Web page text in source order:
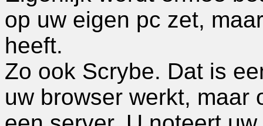
op uw eigen pc zet,
heeft.
Zo ook Scrybe. Dat is
uw browser werkt, maar